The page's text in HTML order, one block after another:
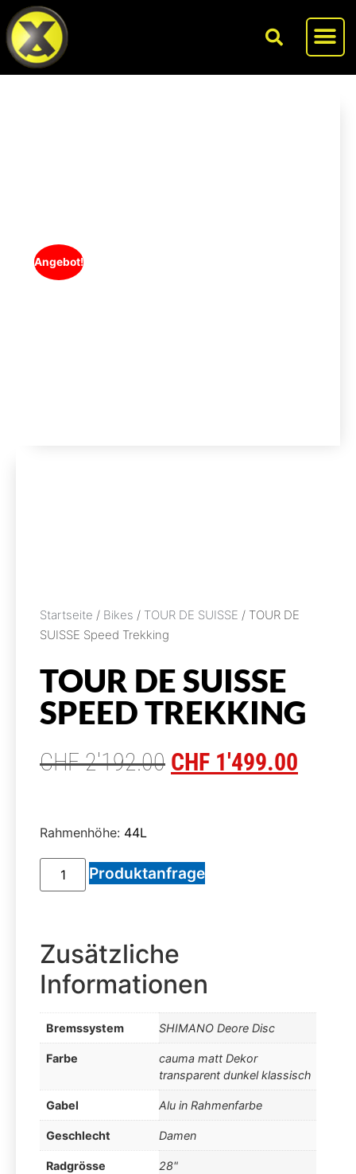
Startseite / Bikes / TOUR DE SUISSE / TOUR DE
SUISSE Speed Trekking
TOUR DE SUISSE
SPEED TREKKING
CHF2'192.00 CHF 1'499.00
Rahmenhöhe: 44L
Produktanfrage
Zusätzliche
Informationen
Bremssystem SHIMANO Deore Disc
Farbe
cauma matt Dekor
transparent dunkel klassisch
Gabel Alu in Rahmenfarbe
Geschlecht Damen
Radgrösse 28"
Angebot!